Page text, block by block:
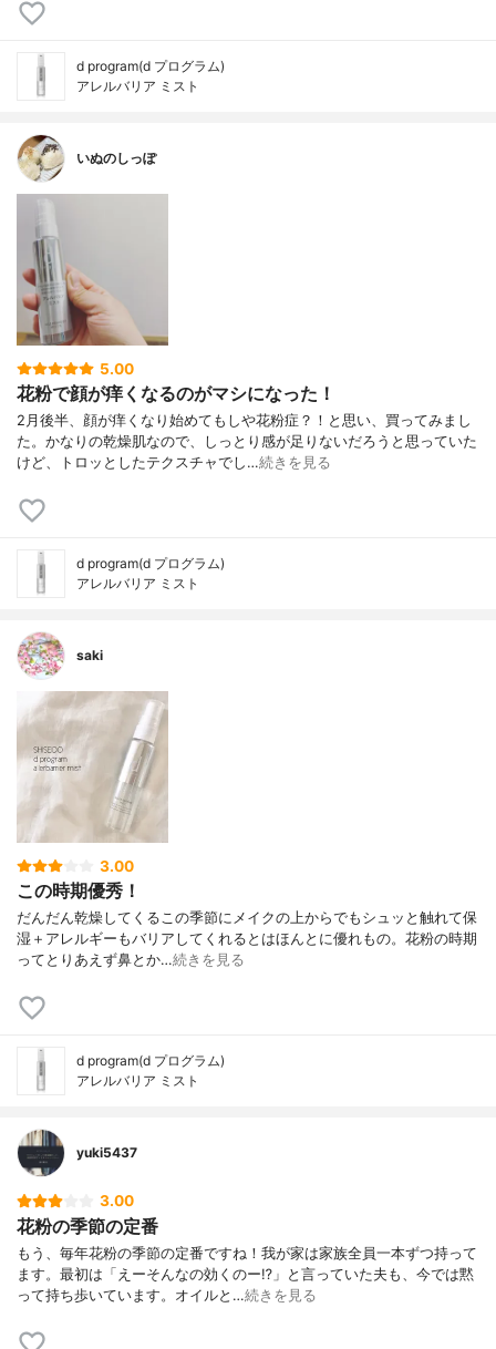
d program(d プログラム)
アレルバリア ミスト
いぬのしっぽ
5.00
花粉で顔が痒くなるのがマシになった！
2月後半、顔が痒くなり始めてもしや花粉症？！と思い、買ってみまし
た。かなりの乾燥肌なので、しっとり感が足りないだろうと思っていた
けど、トロッとしたテクスチャでし…続きを見る
d program(d プログラム)
アレルバリア ミスト
saki
3.00
この時期優秀！
だんだん乾燥してくるこの季節に メイクの上からでもシュッと触れて 保
湿＋アレルギーもバリアしてくれるとは ほんとに優れもの。 花粉の時期
って とりあえず鼻とか…続きを見る
d program(d プログラム)
アレルバリア ミスト
yuki5437
3.00
花粉の季節の定番
もう、毎年花粉の季節の定番ですね！我が家は家族全員一本ずつ持って
ます。最初は「えーそんなの効くのー⁉️」と言っていた夫も、今では黙
って持ち歩いています。オイルと…続きを見る